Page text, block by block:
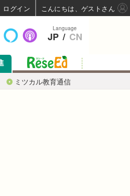
ミツカル教育通信
Language
JP / CN
ログイン こんにちは、ゲストさん